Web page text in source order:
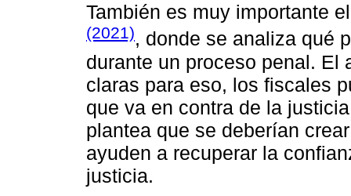
También es muy importante
(2021), donde se analiza qué
durante un proceso penal. El
claras para eso, los fiscales
que va en contra de la
plantea que se deberían
ayuden a recuperar la
justicia.